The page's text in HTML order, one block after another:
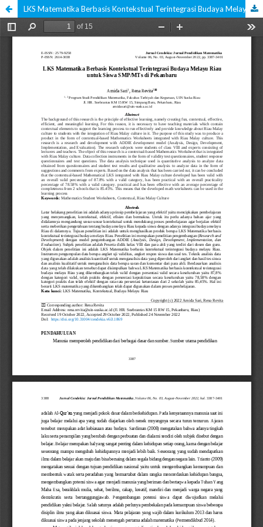
LKS Matematika Berbasis Kontekstual Terintegrasi Budaya Melayu Riau untuk Siswa SMP/MTs di Pekanbaru